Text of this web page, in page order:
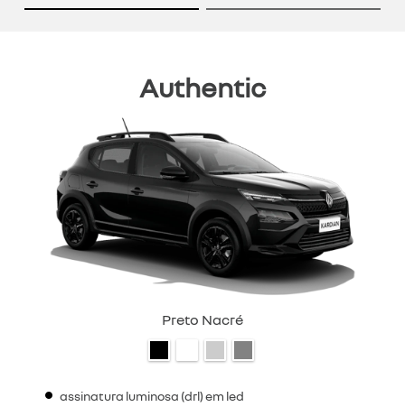
Authentic
Preto Nacré
assinatura luminosa (drl) em led